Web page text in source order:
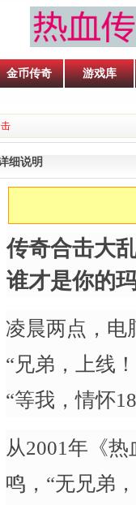
金币传奇 游戏库
细说明
传奇合击大
谁才是你的
凌晨两点，
“兄弟，上线
“等我，情怀
从2001年《
鸣，“无兄弟